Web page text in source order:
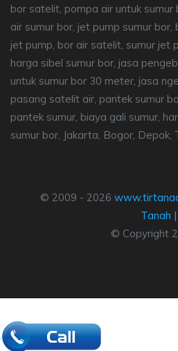
bor satelit, pompa air untuk sumur
air sumur bor, jet pump sumur
jet pump, bor air satelit, sumur jet
harga sibel sumur bor, jasa
untuk sumur bor 30 meter, jasa
pasang satelit air, pantek sumur
pantek sumur, biaya gali sumur,
sumur bor, Jakarta, Bogor, Depok,
© 2009 - 2026
Tanah |
© Copyright
.